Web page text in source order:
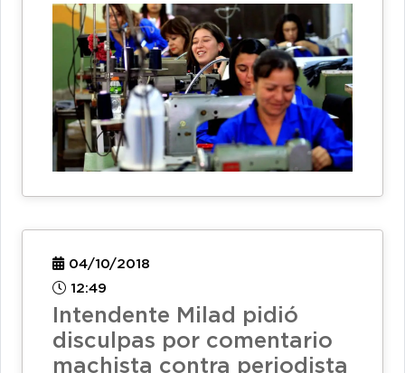
04/10/2018
12:49
Intendente Milad pidió
disculpas por comentario
machista contra periodista